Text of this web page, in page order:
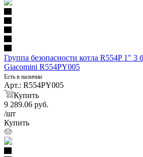
Группа безопасности котла R554P 1" 3
Giacomini R554PY005
Есть в наличии
Арт.: R554PY005
Купить
9 289.06 руб.
/шт
Купить